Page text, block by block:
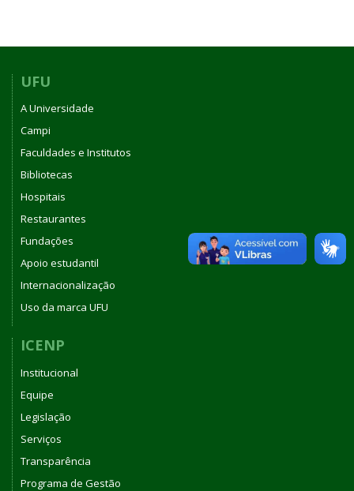
UFU
A Universidade
Campi
Faculdades e Institutos
Bibliotecas
Hospitais
Restaurantes
Fundações
Apoio estudantil
Internacionalização
Uso da marca UFU
ICENP
Institucional
Equipe
Legislação
Serviços
Transparência
Programa de Gestão